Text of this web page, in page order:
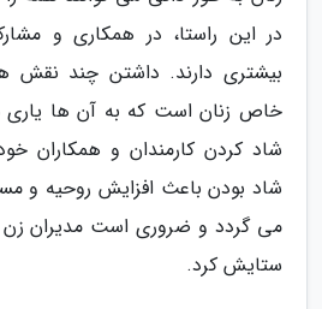
در این راستا، در همکاری و
بیشتری دارند. داشتن چند نقش
خاص زنان است که به آن ها یاری
شاد کردن کارمندان و همکاران
شاد بودن باعث افزایش روحیه و
می گردد و ضروری است مدیران
ستایش کرد.